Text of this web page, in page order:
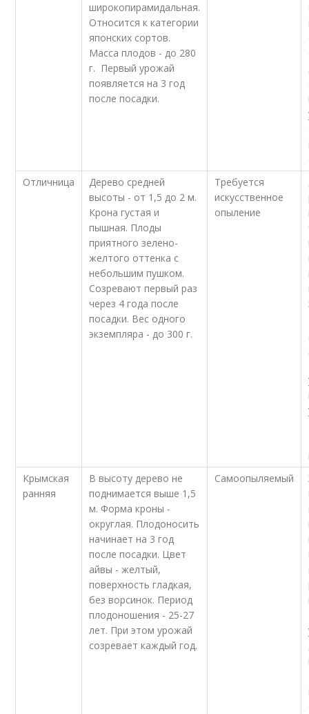
широкопирамидальная.
Относится к категории
японских сортов.
Масса плодов - до 280
г. Первый урожай
появляется на 3 год
после посадки.
Отличница
Дерево средней
высоты - от 1,5 до 2 м.
Крона густая и
пышная. Плоды
приятного зелено-
желтого оттенка с
небольшим пушком.
Созревают первый раз
через 4 года после
посадки. Вес одного
экземпляра - до 300 г.
Требуется
искусственное
опыление
Крымская
ранняя
В высоту дерево не
поднимается выше 1,5
м. Форма кроны -
округлая. Плодоносить
начинает на 3 год
после посадки. Цвет
айвы - желтый,
поверхность гладкая,
без ворсинок. Период
плодоношения - 25-27
лет. При этом урожай
созревает каждый год.
Самоопыляемый